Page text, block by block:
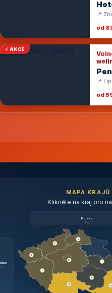
📍
od
⚡ AKCE
📍
od
MAPA KRAJŮ
Klikněte na kraj pro
Polsko
brzy
3
9
3
3
3
3
1
2
11